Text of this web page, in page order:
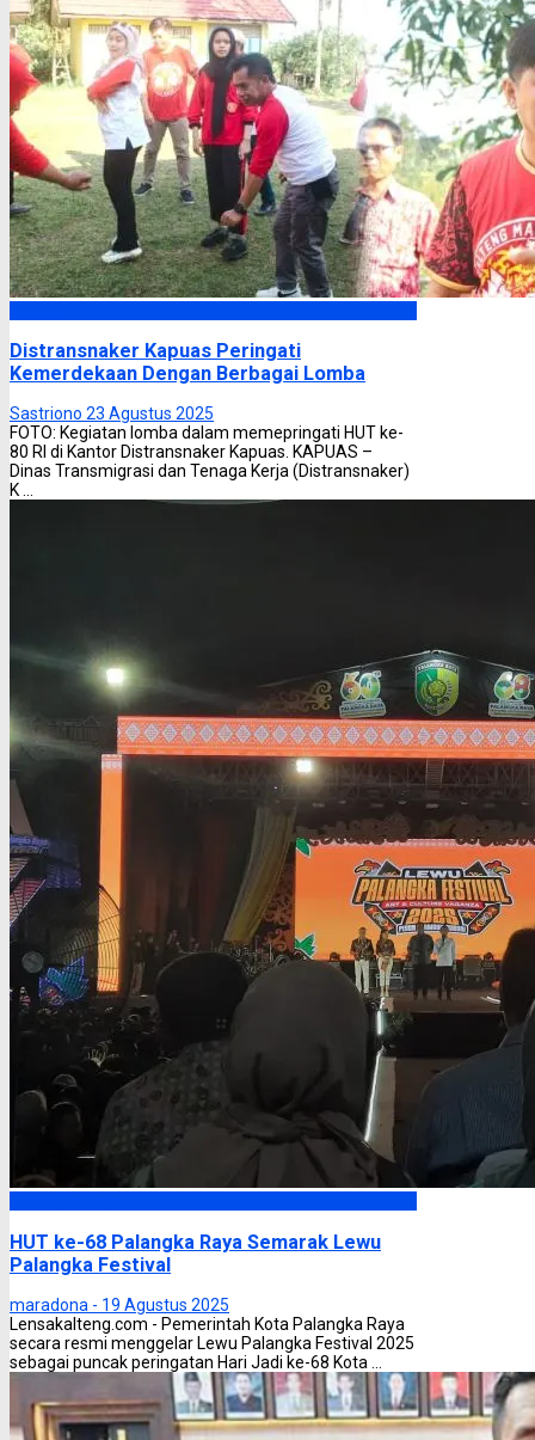
Distransnaker Kapuas Peringati
Kemerdekaan Dengan Berbagai Lomba
Sastriono 23 Agustus 2025
FOTO: Kegiatan lomba dalam memepringati HUT ke-
80 RI di Kantor Distransnaker Kapuas. KAPUAS –
Dinas Transmigrasi dan Tenaga Kerja (Distransnaker)
K ...
HUT ke-68 Palangka Raya Semarak Lewu
Palangka Festival
maradona - 19 Agustus 2025
Lensakalteng.com - Pemerintah Kota Palangka Raya
secara resmi menggelar Lewu Palangka Festival 2025
sebagai puncak peringatan Hari Jadi ke-68 Kota ...